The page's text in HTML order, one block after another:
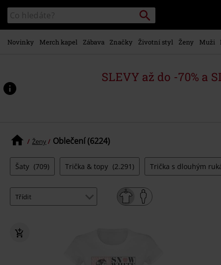
hlavnímu
obsahu
Katalog
vyhledávání
Vyhledávání
Novinky Merch kapel Zábava Značky Životní styl Ženy Muži
SLEVY až do -70% a
Ženy Oblečení (6224)
Šaty (709) Trička & topy (2.291) Trička s dlouhým